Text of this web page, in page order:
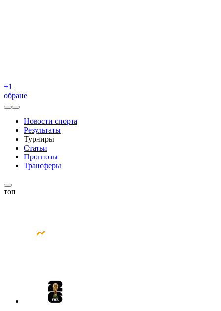
+1
обране
Новости спорта
Результаты
Турниры
Статьи
Прогнозы
Трансферы
топ